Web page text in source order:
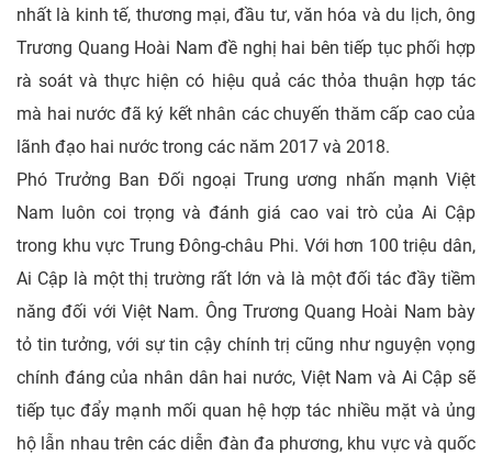
nhất là kinh tế, thương mại, đầu tư, văn hóa và du lịch, ông
Trương Quang Hoài Nam đề nghị hai bên tiếp tục phối hợp
rà soát và thực hiện có hiệu quả các thỏa thuận hợp tác
mà hai nước đã ký kết nhân các chuyến thăm cấp cao của
lãnh đạo hai nước trong các năm 2017 và 2018.
Phó Trưởng Ban Đối ngoại Trung ương nhấn mạnh Việt
Nam luôn coi trọng và đánh giá cao vai trò của Ai Cập
trong khu vực Trung Đông-châu Phi. Với hơn 100 triệu dân,
Ai Cập là một thị trường rất lớn và là một đối tác đầy tiềm
năng đối với Việt Nam. Ông Trương Quang Hoài Nam bày
tỏ tin tưởng, với sự tin cậy chính trị cũng như nguyện vọng
chính đáng của nhân dân hai nước, Việt Nam và Ai Cập sẽ
tiếp tục đẩy mạnh mối quan hệ hợp tác nhiều mặt và ủng
hộ lẫn nhau trên các diễn đàn đa phương, khu vực và quốc